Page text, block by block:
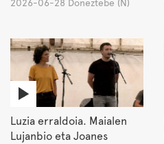
2026-06-28 Doneztebe (N)
Luzia erraldoia. Maialen
Lujanbio eta Joanes